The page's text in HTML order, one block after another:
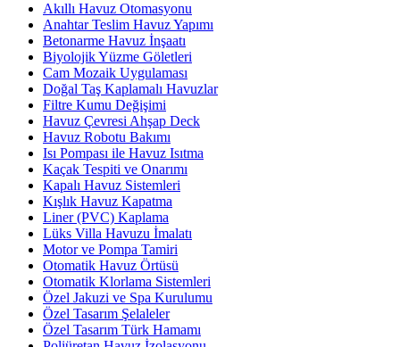
Akıllı Havuz Otomasyonu
Anahtar Teslim Havuz Yapımı
Betonarme Havuz İnşaatı
Biyolojik Yüzme Göletleri
Cam Mozaik Uygulaması
Doğal Taş Kaplamalı Havuzlar
Filtre Kumu Değişimi
Havuz Çevresi Ahşap Deck
Havuz Robotu Bakımı
Isı Pompası ile Havuz Isıtma
Kaçak Tespiti ve Onarımı
Kapalı Havuz Sistemleri
Kışlık Havuz Kapatma
Liner (PVC) Kaplama
Lüks Villa Havuzu İmalatı
Motor ve Pompa Tamiri
Otomatik Havuz Örtüsü
Otomatik Klorlama Sistemleri
Özel Jakuzi ve Spa Kurulumu
Özel Tasarım Şelaleler
Özel Tasarım Türk Hamamı